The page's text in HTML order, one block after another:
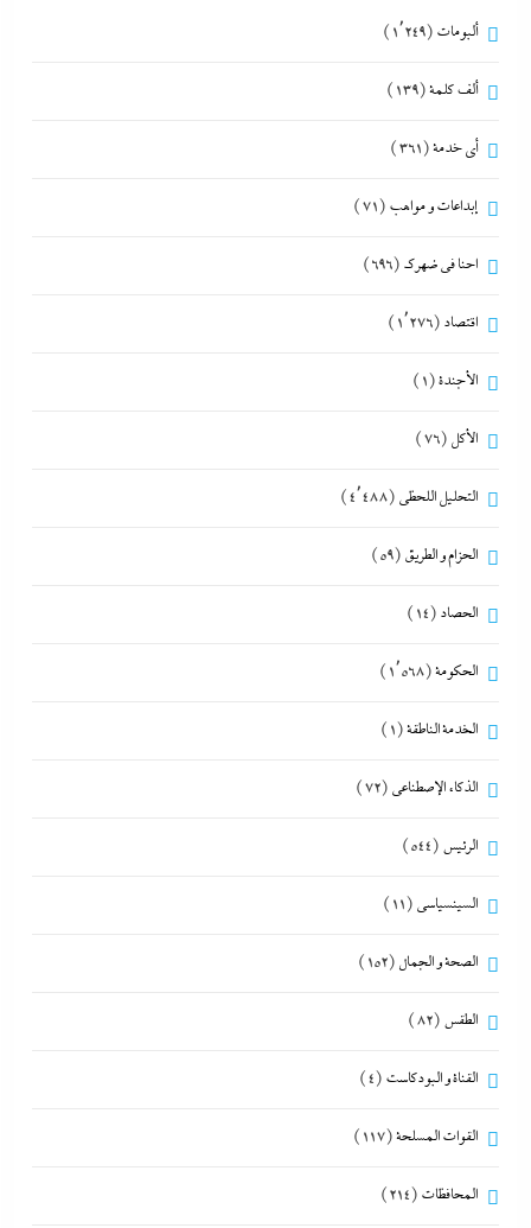
ألبومات (1٬249)
ألف كلمة(139)
أي خدمة(361)
إبداعات و مواهب (71)
احنا في ضهرك (696)
اقتصاد (1٬276)
الأجندة(1)
الأكل (76)
التحليل اللحظي (4٬488)
الحزام و الطريق (59)
الحصاد (14)
الحكومة(1٬568)
الخدمة الناطقة(1)
الذكاء الإصطناعي (72)
الرئيس (544)
السينسياسي (11)
الصحة و الجمال (152)
الطقس (82)
القناة و البودكاست (4)
القوات المسلحة(117)
المحافظات (214)